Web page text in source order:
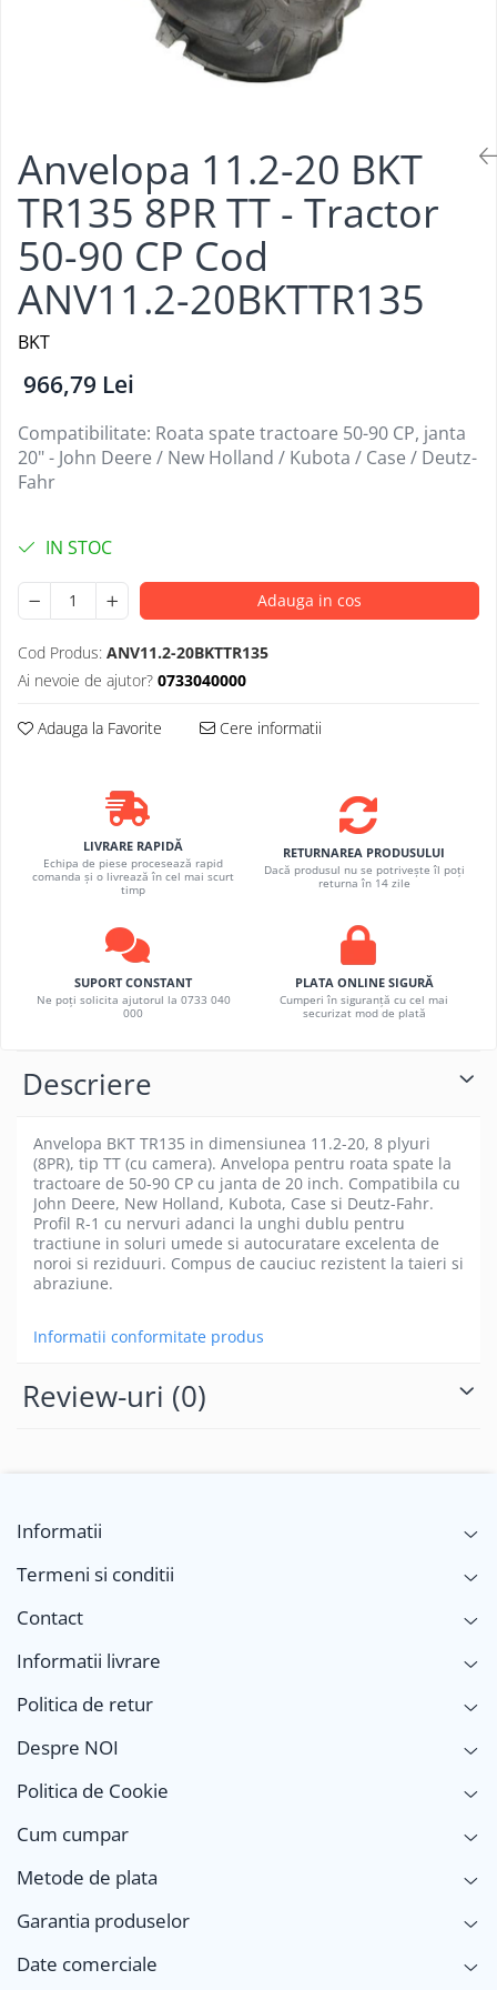
Anvelopa 11.2-20 BKT
TR135 8PR TT - Tractor
50-90 CP Cod
ANV11.2-20BKTTR135
BKT
966,79 Lei
Compatibilitate: Roata spate tractoare 50-90 CP, janta
20" - John Deere / New Holland / Kubota / Case / Deutz-
Fahr
IN STOC
Adauga in cos
Cod Produs: ANV11.2-20BKTTR135
Ai nevoie de ajutor? 0733040000
Adauga la Favorite Cere informatii
LIVRARE RAPIDĂ
Echipa de piese procesează rapid
comanda și o livrează în cel mai scurt
timp
RETURNAREA PRODUSULUI
Dacă produsul nu se potrivește îl poți
returna în 14 zile
SUPORT CONSTANT
Ne poți solicita ajutorul la 0733 040
000
PLATA ONLINE SIGURĂ
Cumperi în siguranță cu cel mai
securizat mod de plată
Descriere
Anvelopa BKT TR135 in dimensiunea 11.2-20, 8 plyuri
(8PR), tip TT (cu camera). Anvelopa pentru roata spate la
tractoare de 50-90 CP cu janta de 20 inch. Compatibila cu
John Deere, New Holland, Kubota, Case si Deutz-Fahr.
Profil R-1 cu nervuri adanci la unghi dublu pentru
tractiune in soluri umede si autocuratare excelenta de
noroi si reziduuri. Compus de cauciuc rezistent la taieri si
abraziune.
Informatii conformitate produs
Review-uri (0)
Informatii
Termeni si conditii
Contact
Informatii livrare
Politica de retur
Despre NOI
Politica de Cookie
Cum cumpar
Metode de plata
Garantia produselor
Date comerciale